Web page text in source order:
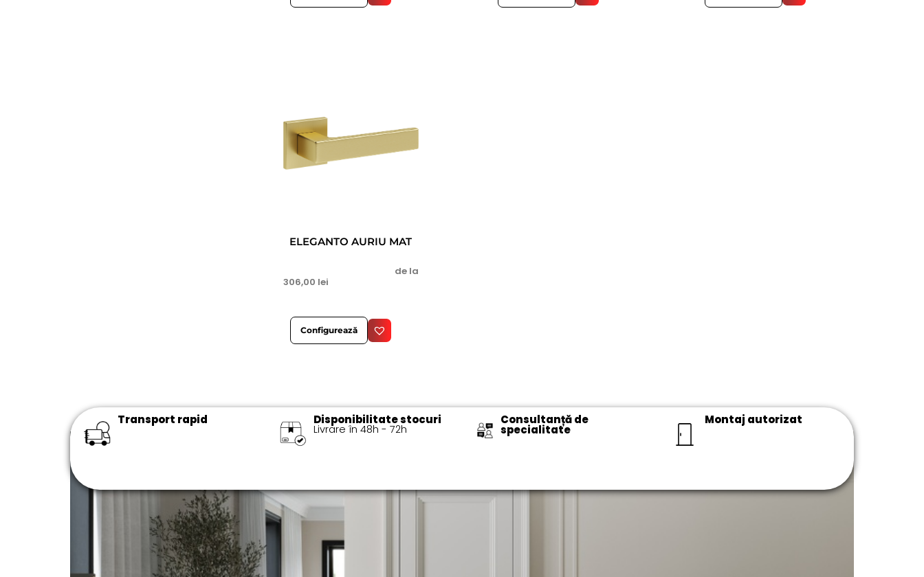
ELEGANTO AURIU MAT
de la
306,00 lei
Configurează
Transport rapid Disponibilitate stocuri
Livrare în 48h - 72h​
Consultanță de
specialitate​
Montaj autorizat